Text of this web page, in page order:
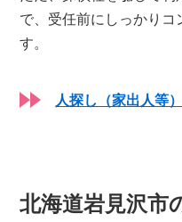
で、受任前にしっかりコ
す。
人探し（家出人等
北海道岩見沢市